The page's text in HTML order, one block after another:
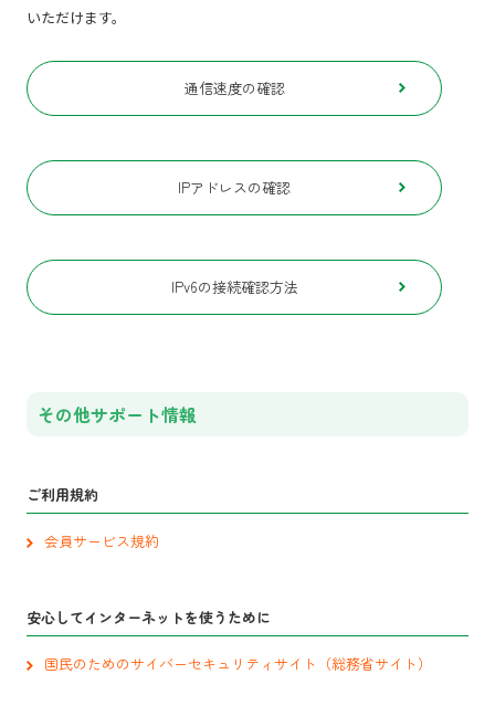
いただけます。
通信速度の確認
IPアドレスの確認
IPv6の接続確認方法
その他サポート情報
ご利用規約
会員サービス規約
安心してインターネットを使うために
国民のためのサイバーセキュリティサイト（総務省サイト）